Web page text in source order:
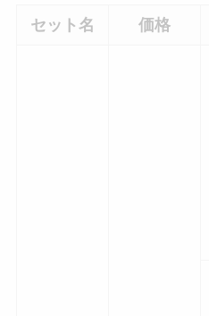
セット名 価格